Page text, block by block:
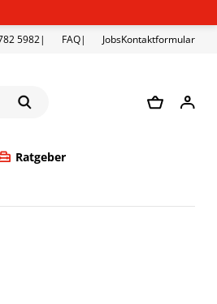
5982 FAQ JobsKontaktformular
Ratgeber